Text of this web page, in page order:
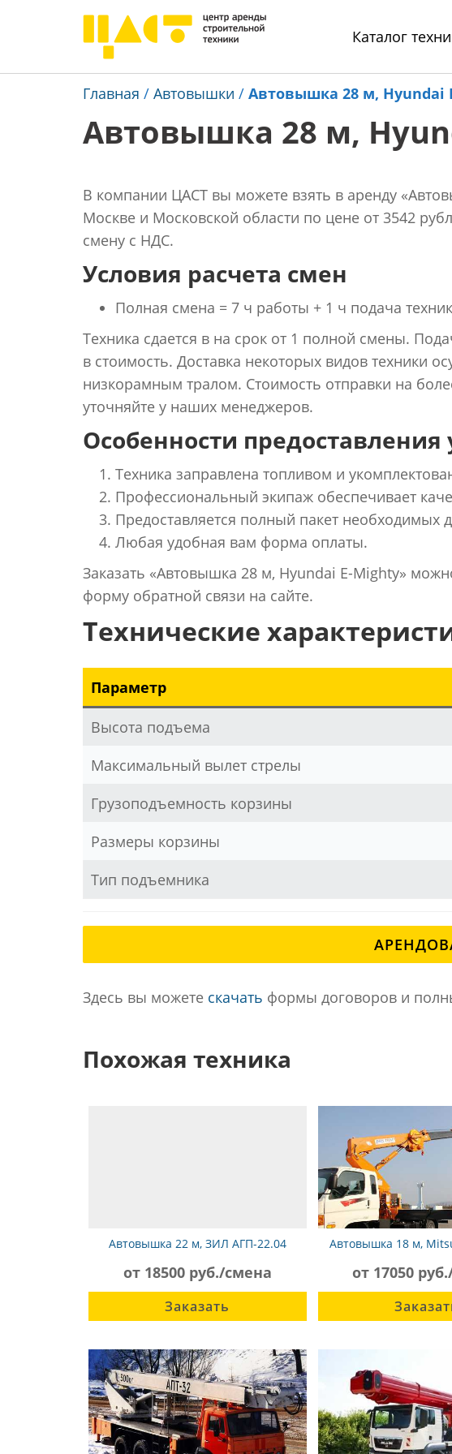
Каталог
Главная / Автовышки / Автовышка 28 м, Hyundai
Автовышка 28 м,
В компании ЦАСТ вы можете взять в аренду
Москве и Московской области по цене от 3542
смену с НДС.
Условия расчета смен
Полная смена = 7 ч работы + 1 ч подача
Техника сдается в на срок от 1 полной смены.
в стоимость. Доставка некоторых видов техники
низкорамным тралом. Стоимость отправки на
уточняйте у наших менеджеров.
Особенности предоставления
Техника заправлена топливом и
Профессиональный экипаж обеспечивает
Предоставляется полный пакет необходимых
Любая удобная вам форма оплаты.
Заказать «Автовышка 28 м, Hyundai E-Мighty»
форму обратной связи на сайте.
Технические
Параметр
Высота подъема
Максимальный вылет стрелы
Грузоподъемность корзины
Размеры корзины
Тип подъемника
Здесь вы можете скачать формы договоров и
Похожая техника
Автовышка 22 м, ЗИЛ АГП-22.04
от 18500 руб./смена
Заказать
Автовышка 18 м,
от 17050